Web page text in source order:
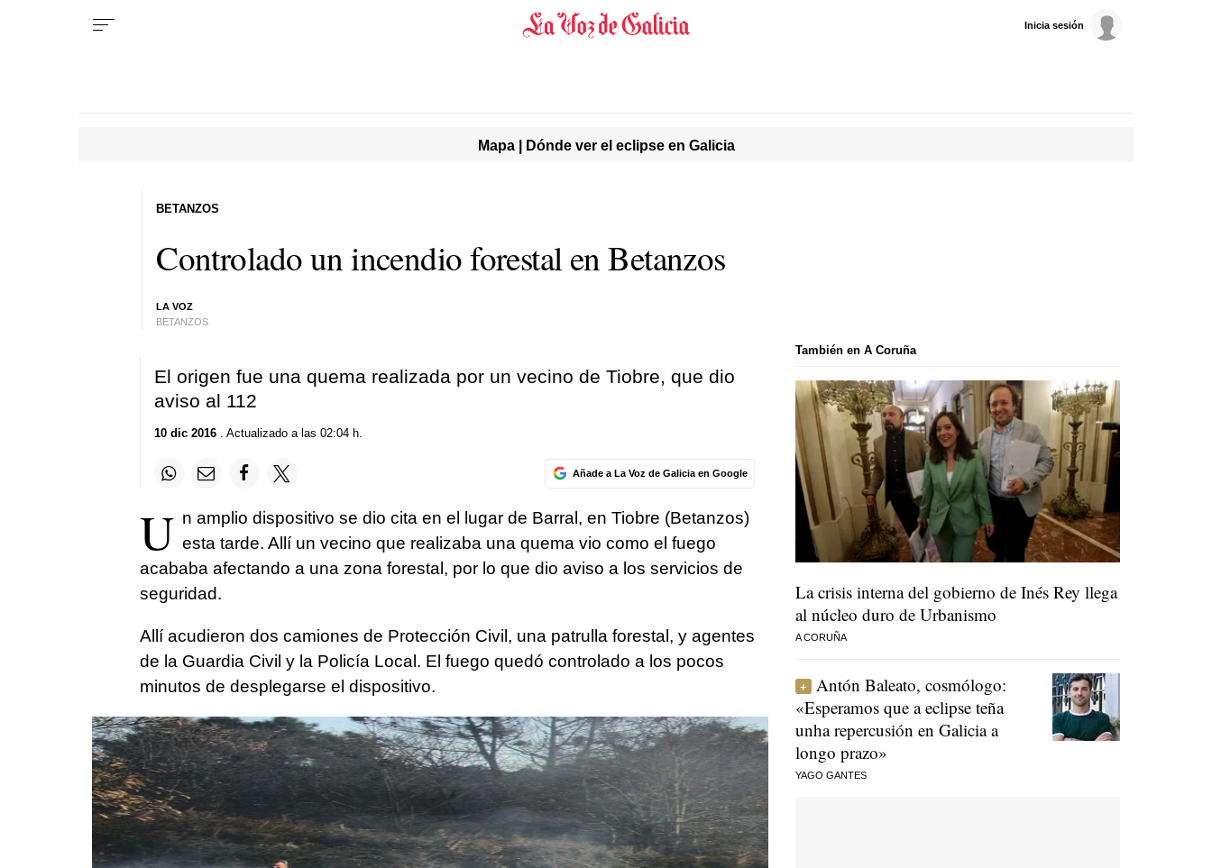
Inicia sesión
Mapa | Dónde ver el eclipse en Galicia
Controlado un incendio forestal en Betanzos
LA VOZ
BETANZOS
BETANZOS
El origen fue una quema realizada por un vecino de Tiobre, que dio
aviso al 112
10 dic 2016. Actualizado a las 02:04 h.
Añade a La Voz de Galicia en Google
U n amplio dispositivo se dio cita en el lugar de Barral, en Tiobre (Betanzos)
esta tarde. Allí un vecino que realizaba una quema vio como el fuego
acababa afectando a una zona forestal, por lo que dio aviso a los servicios de
seguridad.
Allí acudieron dos camiones de Protección Civil, una patrulla forestal, y agentes
de la Guardia Civil y la Policía Local. El fuego quedó controlado a los pocos
minutos de desplegarse el dispositivo.
También en A Coruña
La crisis interna del gobierno de Inés Rey llega
al núcleo duro de Urbanismo
A CORUÑA
Antón Baleato, cosmólogo:
«Esperamos que a eclipse teña
unha repercusión en Galicia a
longo prazo»
YAGO GANTES